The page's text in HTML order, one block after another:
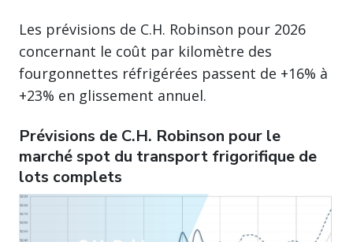
Les prévisions de C.H. Robinson pour 2026
concernant le coût par kilomètre des
fourgonnettes réfrigérées passent de +16% à
+23% en glissement annuel.
Prévisions de C.H. Robinson pour le
marché spot du transport frigorifique de
lots complets